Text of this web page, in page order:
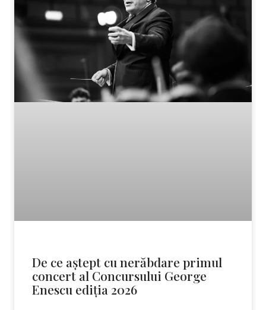
De ce aștept cu nerăbdare primul
concert al Concursului George
Enescu ediția 2026